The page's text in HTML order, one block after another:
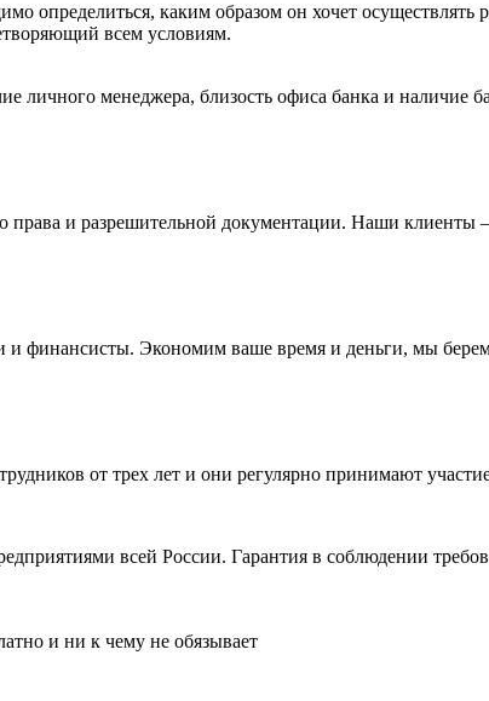
определиться, каким образом он хочет
всем условиям.
личного менеджера, близость офиса банка и наличие
права и разрешительной документации. Наши
Экономим ваше время и деньги, мы берем
от трех лет и они регулярно принимают
всей России. Гарантия в соблюдении
и ни к чему не обязывает